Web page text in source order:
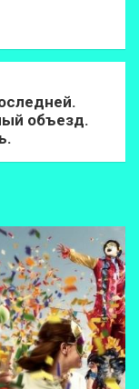
объезд.